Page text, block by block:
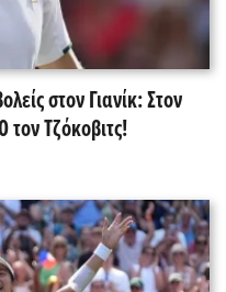
στον Γιανίκ: Στον
τον Τζόκοβιτς!